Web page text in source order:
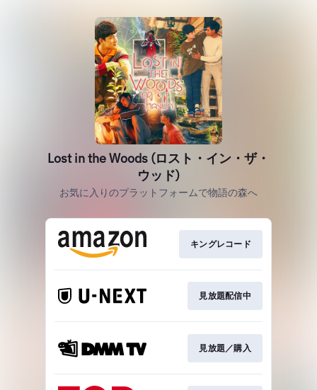
Lost in the Woods (ロスト・イン・ザ・
ウッド)
お気に入りのプラットフォームで物語の森へ
キングレコード
見放題配信中
見放題／購入